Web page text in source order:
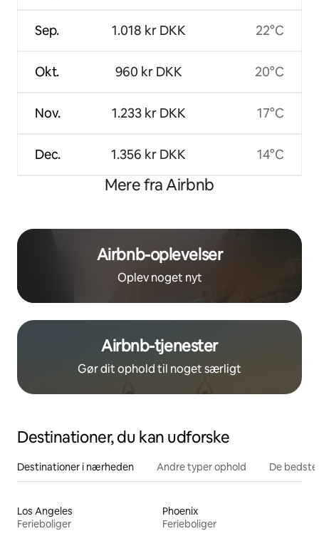
Sep.
Okt.
Nov.
Dec.
1.018 kr DKK
960 kr DKK
1.233 kr DKK
1.356 kr DKK
22°C
20°C
17°C
14°C
Mere fra Airbnb
Airbnb-oplevelser
Oplev noget nyt
Airbnb-tjenester
Gør dit ophold til noget særligt
Destinationer, du kan udforske
Destinationer i nærheden Andre typer ophold De
Los Angeles
Ferieboliger
Phoenix
Ferieboliger